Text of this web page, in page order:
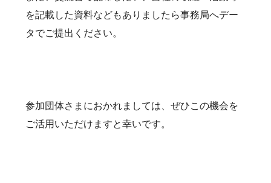
を記載した資料などもありましたら事務局へデー
タでご提出ください。
参加団体さまにおかれましては、ぜひこの機会を
ご活用いただけますと幸いです。